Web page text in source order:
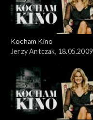
Kocham Kino
Jerzy Antczak, 18.05.2009